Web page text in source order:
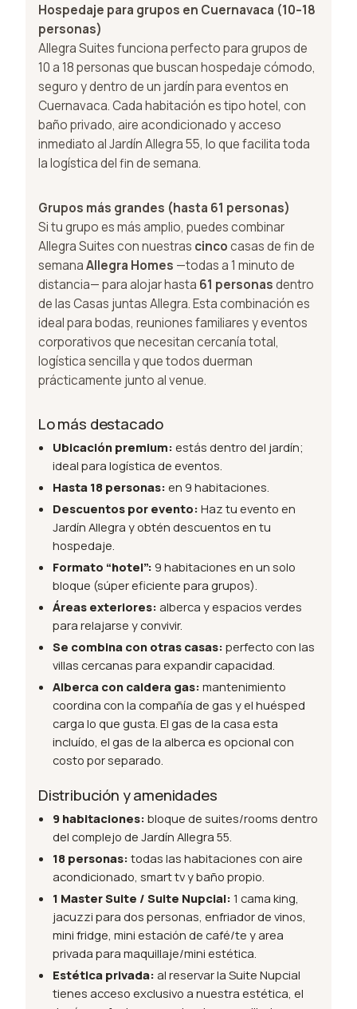
Hospedaje para grupos en Cuernavaca (10–18
personas)
Allegra Suites funciona perfecto para grupos de
10 a 18 personas que buscan hospedaje cómodo,
seguro y dentro de un jardín para eventos en
Cuernavaca. Cada habitación es tipo hotel, con
baño privado, aire acondicionado y acceso
inmediato al Jardín Allegra 55, lo que facilita toda
la logística del fin de semana.
Grupos más grandes (hasta 61 personas)
Si tu grupo es más amplio, puedes combinar
Allegra Suites con nuestras cincocasas de fin de
semanaAllegra Homes —todas a 1 minuto de
distancia— para alojar hasta 61 personasdentro
de las Casas juntas Allegra. Esta combinación es
ideal para bodas, reuniones familiares y eventos
corporativos que necesitan cercanía total,
logística sencilla y que todos duerman
prácticamente junto al venue.
Lo más destacado
Ubicación premium: estás dentro del jardín;
ideal para logística de eventos.
Hasta 18 personas: en 9 habitaciones.
Descuentos por evento: Haz tu evento en
Jardín Allegra y obtén descuentos en tu
hospedaje.
Formato “hotel”: 9 habitaciones en un solo
bloque (súper eficiente para grupos).
Áreas exteriores: alberca y espacios verdes
para relajarse y convivir.
Se combina con otras casas: perfecto con las
villas cercanas para expandir capacidad.
Alberca con caldera gas: mantenimiento
coordina con la compañía de gas y el huésped
carga lo que gusta. El gas de la casa esta
incluído, el gas de la alberca es opcional con
costo por separado.
Distribución y amenidades
9 habitaciones: bloque de suites/rooms dentro
del complejo de Jardín Allegra 55.
18 personas: todas las habitaciones con aire
acondicionado, smart tv y baño propio.
1 Master Suite / Suite Nupcial: 1 cama king,
jacuzzi para dos personas, enfriador de vinos,
mini fridge, mini estación de café/te y area
privada para maquillaje/mini estética.
Estética privada: al reservar la Suite Nupcial
tienes acceso exclusivo a nuestra estética, el